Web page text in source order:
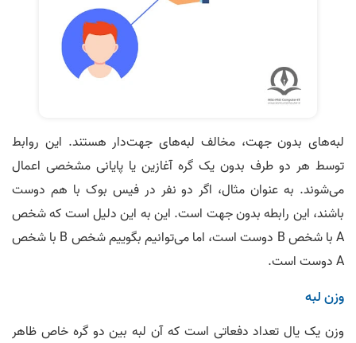
لبه‌های بدون جهت، مخالف لبه‌های جهت‌دار هستند. این روابط
توسط هر دو طرف بدون یک گره آغازین یا پایانی مشخصی اعمال
می‌شوند. به عنوان مثال، اگر دو نفر در فیس بوک با هم دوست
باشند، این رابطه بدون جهت است. این به این دلیل است که شخص
A با شخص B دوست است، اما می‌توانیم بگوییم شخص B با شخص
A دوست است.
وزن لبه
وزن یک یال تعداد دفعاتی است که آن لبه بین دو گره خاص ظاهر